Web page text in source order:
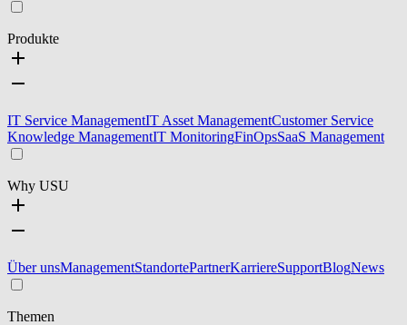
Produkte
IT Service ManagementIT Asset ManagementCustomer Service
Knowledge ManagementIT MonitoringFinOpsSaaS Management
Why USU
Über unsManagementStandortePartnerKarriereSupportBlogNews
Themen